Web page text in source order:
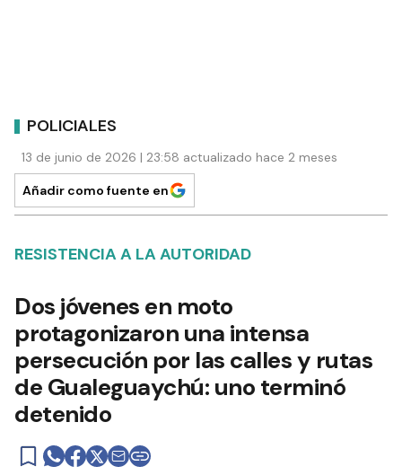
POLICIALES
13 de junio de 2026 | 23:58 actualizado hace 2 meses
Añadir como fuente en
RESISTENCIA A LA AUTORIDAD
Dos jóvenes en moto
protagonizaron una intensa
persecución por las calles y rutas
de Gualeguaychú: uno terminó
detenido